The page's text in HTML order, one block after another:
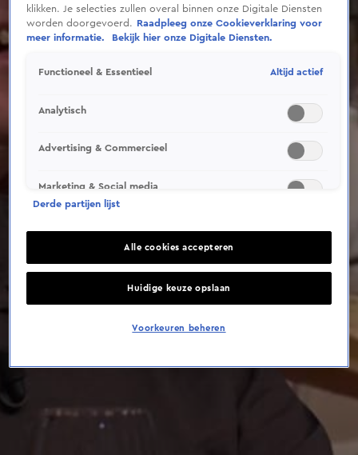
klikken. Je selecties zullen overal binnen onze Digitale Diensten
worden doorgevoerd.
Raadpleeg onze Cookieverklaring voor
meer informatie.
Bekijk hier onze Digitale Diensten.
Functioneel & Essentieel Altijd actief
Analytisch
Advertising & Commercieel
Marketing & Social media
Derde partijen lijst
Alle cookies accepteren
Huidige keuze opslaan
Voorkeuren beheren